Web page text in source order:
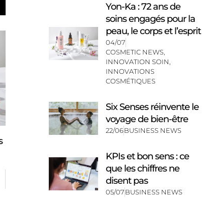
Yon-Ka : 72 ans de
soins engagés pour la
peau, le corps et l’esprit
04/07
COSMETIC NEWS
INNOVATION SOIN
INNOVATIONS
COSMÉTIQUES
Six Senses réinvente le
voyage de bien-être
22/06BUSINESS NEWS
KPIs et bon sens : ce
que les chiffres ne
disent pas
05/07BUSINESS NEWS